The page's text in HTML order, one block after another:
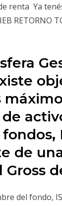
renta Ya
RETORNO
de
del fondo,